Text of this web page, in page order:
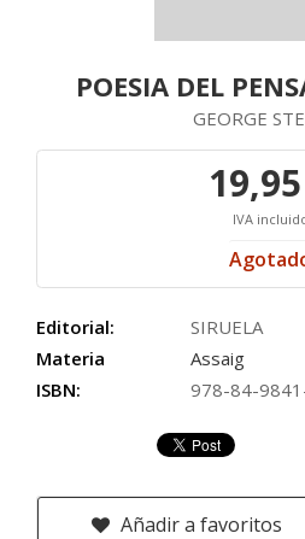
POESIA DEL
GEORGE
IVA
Editorial:
SIRUELA
Materia
Assaig
ISBN:
978-84-
Añadir a favoritos